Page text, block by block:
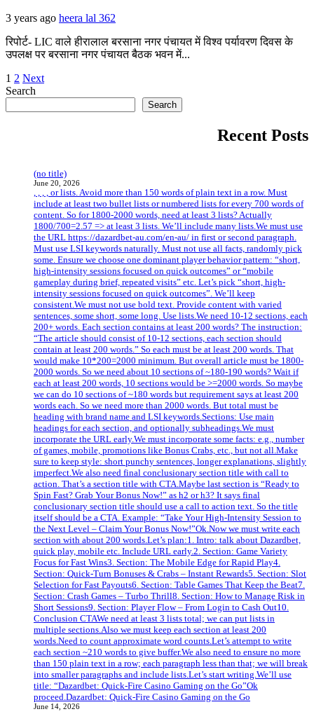
3 years ago heera lal 362
रिपोर्ट- LIC वाले हीरालाल बरसाना नगर पंचायत में विश्व पर्यावरण दिवस के
उपलक्ष पर बरसाना नगर पंचायत बैठक भवन में...
Posts
pagination
1 2 Next
Search
Search
Recent Posts
(no title)
June 20, 2026
, , , , or lists. Avoid more than 150 words of plain text in a row. Must
include at least two bullet lists or numbered lists for every 700 words of
content. So for 1800-2000 words, need at least 3 lists? Actually
1800/700=2.57 => at least 3 lists. We’ll include many lists.We must use
the URL https://dazardbet-au.com/en-au/ in first or second paragraph.
Must use LSI keywords naturally. Must not use all facts, randomly pick
some. Ensure we choose one dominant player behavior pattern: “short,
high-intensity sessions focused on quick outcomes” or “mobile
gameplay during brief, repeated visits” etc. Let’s pick “short, high-
intensity sessions focused on quick outcomes”. We’ll keep
consistent.We must not use bold text. Provide content with varied
sentences, some short, some long. Use lists.We need 10-12 sections, each
200+ words. Each section contains at least 200 words? The instruction:
“The article should consist of 10-12 sections, each section should
contain at least 200 words.” So each must be at least 200 words. That
would make 10*200=2000 minimum. But overall article must be 1800-
2000 words. So we need about 10 sections of ~180-190 words? Wait if
each at least 200 words, 10 sections would be >=2000 words. So maybe
we can do 10 sections of ~180 words but requirement says at least 200
words each. So we need more than 2000 words. But total must be
heading with brand name and LSI keywords.Sections: Use main
headings for each section, and optionally subheadings.We must
incorporate the URL early.We must incorporate some facts: e.g., number
of games, mobile, promotions like Bonus Crabs, etc., but not all.Make
sure to keep style: short punchy sentences, longer explanations, slightly
imperfect.We also need final conclusionary section title with call to
action. That’s a section title with CTA.Maybe last section is “Ready to
Spin Fast? Grab Your Bonus Now!” as h2 or h3? It says final
conclusionary section title should use a call to action text. So the title
itself should be a CTA. Example: “Take Your High‑Intensity Session to
the Next Level – Claim Your Bonus Now!”Ok.Now we must write each
section with about 200 words.Let’s plan:1. Intro: talk about Dazardbet,
quick play, mobile etc. Include URL early.2. Section: Game Variety
Focus for Fast Wins3. Section: The Mobile Edge for Rapid Play4.
Section: Quick‑Turn Bonuses & Crabs – Instant Rewards5. Section: Slot
Selection for Fast Payouts6. Section: Table Games That Keep the Beat7.
Section: Crash Games – Turbo Thrill8. Section: How to Manage Risk in
Short Sessions9. Section: Player Flow – From Login to Cash Out10.
Conclusion CTAWe need at least 3 lists total; we can put lists in
multiple sections.Also we must keep each section at least 200
words.Need to count approximate word counts.Let’s attempt to write
each section ~210 words to give buffer.We also need to ensure no more
than 150 plain text in a row; each paragraph less than that; we will break
into smaller paragraphs and include lists.Let’s start writing.We’ll use
title: “Dazardbet: Quick‑Fire Casino Gaming on the Go”Ok
proceed.Dazardbet: Quick‑Fire Casino Gaming on the Go
June 14, 2026